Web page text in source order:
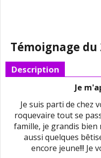
Témoignage du
Description
Je
Je suis parti de chez
roquevaire tout se
famille, je grandis bien
aussi quelques
encore jeune!!! Je